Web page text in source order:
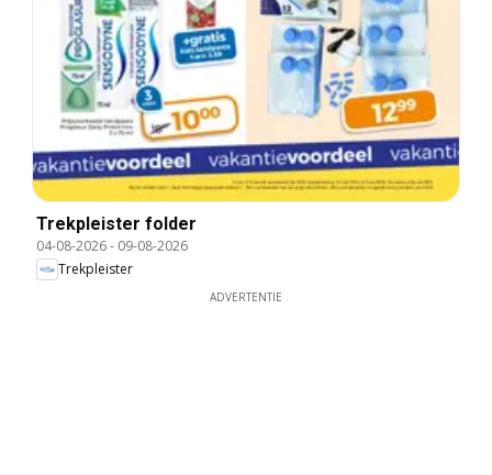
Trekpleister folder
04-08-2026- 09-08-2026
Trekpleister
ADVERTENTIE